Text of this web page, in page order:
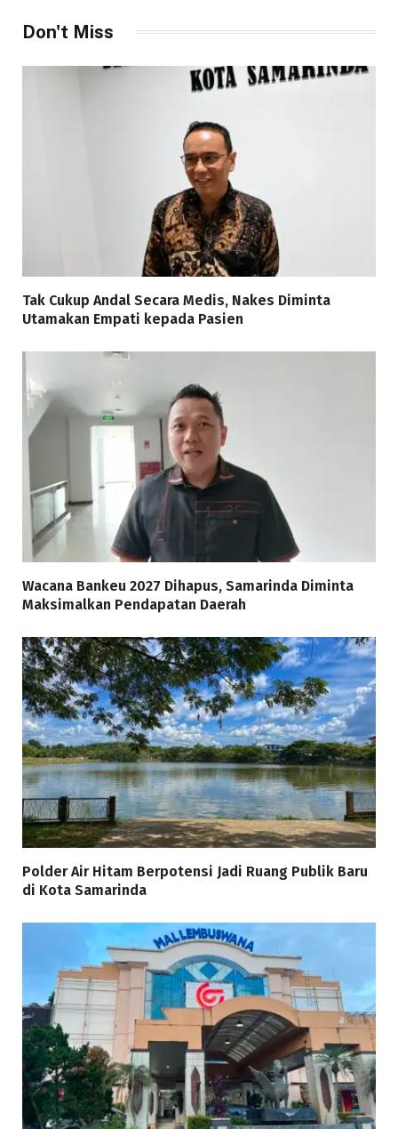
Don't Miss
Tak Cukup Andal Secara Medis, Nakes Diminta
Utamakan Empati kepada Pasien
Wacana Bankeu 2027 Dihapus, Samarinda Diminta
Maksimalkan Pendapatan Daerah
Polder Air Hitam Berpotensi Jadi Ruang Publik Baru
di Kota Samarinda